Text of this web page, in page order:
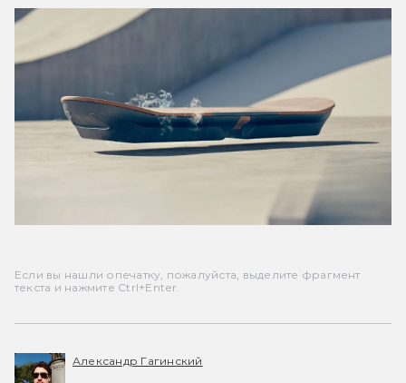
Если вы нашли опечатку, пожалуйста, выделите фрагмент
текста и нажмите Ctrl+Enter.
Александр Гагинский